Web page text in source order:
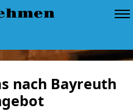
nach Bayreuth